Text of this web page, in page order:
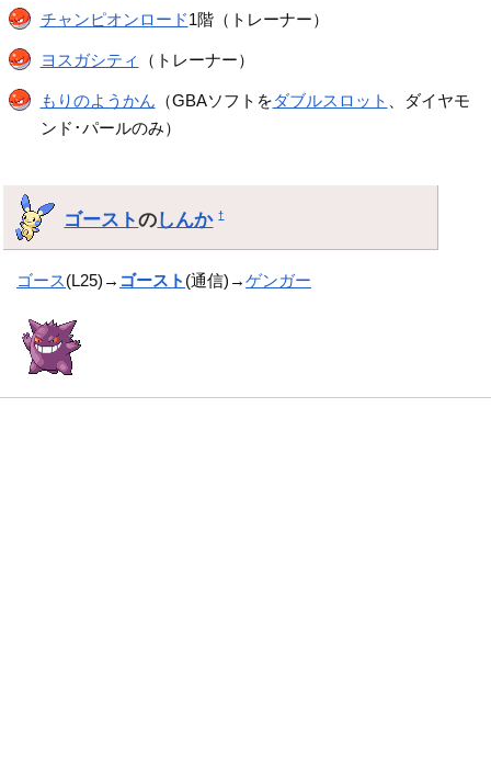
チャンピオンロード1階（トレーナー）
ヨスガシティ （トレーナー）
もりのようかん （GBAソフトをダブルスロット
、ダイヤモ
ンド･パールのみ）
ゴーストのしんか †
ゴース(L25)→ ゴースト (通信)→ゲンガー